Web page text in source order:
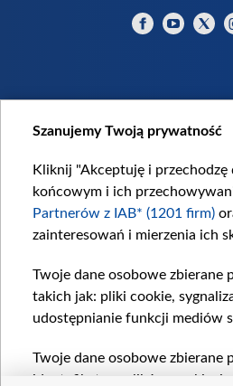
Szanujemy Twoją prywatność
Kliknij "Akceptuję i
końcowym i ich
Partnerów z IAB* (1201 firm)
zainteresowań i mierzenia ich
Twoje dane osobowe zbierane
takich jak: pliki cookie,
udostępnianie funkcji mediów
Twoje dane osobowe zbierane
identyfikatory plików cookie,